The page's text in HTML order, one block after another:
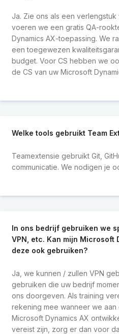
Ja. Zie ons als een verlengstuk
voeren we een gratis QA-
Dynamics AX-toepassing. We
een toegewezen
budget. Voor CS hebben we
de CS van uw Microsoft
Welke tools gebruikt Team
Teamextensie gebruikt Git,
communicatie. We nodigen je
In ons bedrijf gebruiken we
VPN, etc. Kan mijn Microsoft
deze ook gebruiken?
Ja, we kunnen / zullen VPN
gebruiken die uw bedrijf
ons doorgeven. Als training
rekening mee wanneer we aan
Microsoft Dynamics AX
vereist zijn, zorg er dan voor